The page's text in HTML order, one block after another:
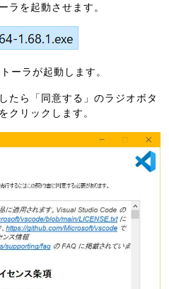
ラを起動させます。
ーラが起動します。
たら「同意する」のラジオボタ
クリックします。